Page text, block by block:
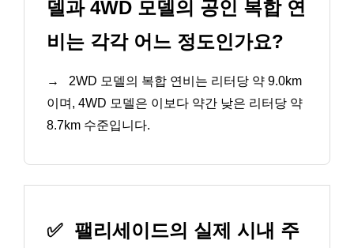
델과 4WD 모델의 공인 복합 연
비는 각각 어느 정도인가요?
→
2WD 모델의 복합 연비는 리터당 약 9.0km
이며, 4WD 모델은 이보다 약간 낮은 리터당 약
8.7km 수준입니다.
✅ 팰리세이드의 실제 시내 주